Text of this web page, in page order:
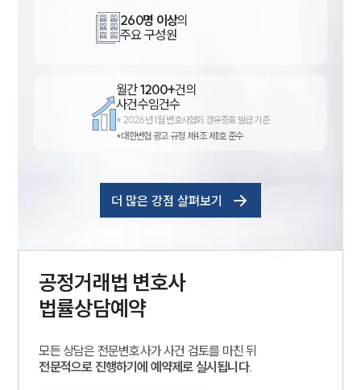
260명 이상의
주요 구성원
월간1200+건의
사건수임건수
* 2026년 1월 변호사협회 경유증표 발급 기준
*대한변협 광고 규정 제4조 제1호 준수
더 많은 강점 살펴보기
공정거래법 변호사
법률상담예약
모든 상담은 전문변호사가 사건 검토를 마친 뒤
전문적으로 진행하기에 예약제로 실시됩니다.